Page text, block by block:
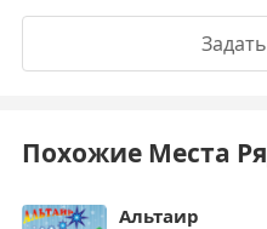
Похожие Места
Альтаир